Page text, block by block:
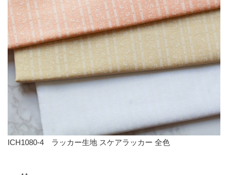
ICH1080-4 ラッカー生地 スケアラッカー 全色